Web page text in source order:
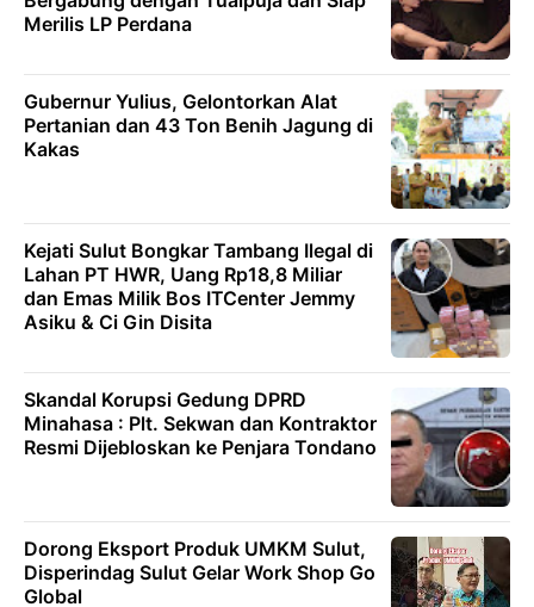
Merilis LP Perdana
Gubernur Yulius, Gelontorkan Alat
Pertanian dan 43 Ton Benih Jagung di
Kakas
Kejati Sulut Bongkar Tambang Ilegal di
Lahan PT HWR, Uang Rp18,8 Miliar
dan Emas Milik Bos ITCenter Jemmy
Asiku & Ci Gin Disita
Skandal Korupsi Gedung DPRD
Minahasa : Plt. Sekwan dan Kontraktor
Resmi Dijebloskan ke Penjara Tondano
Dorong Eksport Produk UMKM Sulut,
Disperindag Sulut Gelar Work Shop Go
Global